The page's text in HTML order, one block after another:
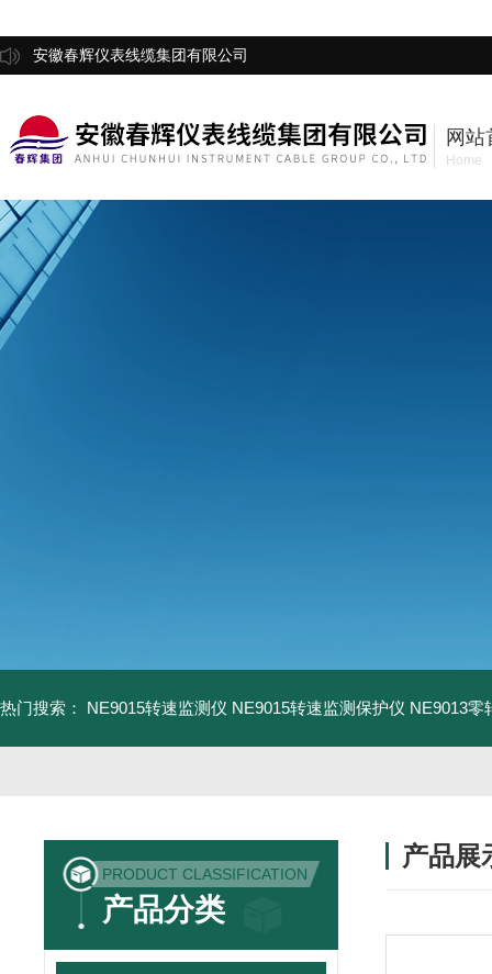
安徽春辉仪表线缆集团有限公司
网站
Home
热门搜索： NE9015转速监测仪 NE9015转速监测保护仪 NE9013零
PRODUCT CLASSIFICATION
产品分类
产品展